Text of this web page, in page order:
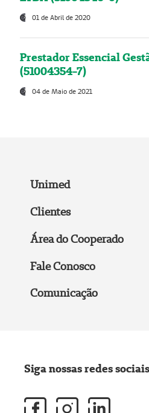
01 de Abril de 2020
Prestador Essencial
(51004354-7)
04 de Maio de 2021
Unimed
Clientes
Área do Cooperado
Fale Conosco
Comunicação
Siga nossas redes